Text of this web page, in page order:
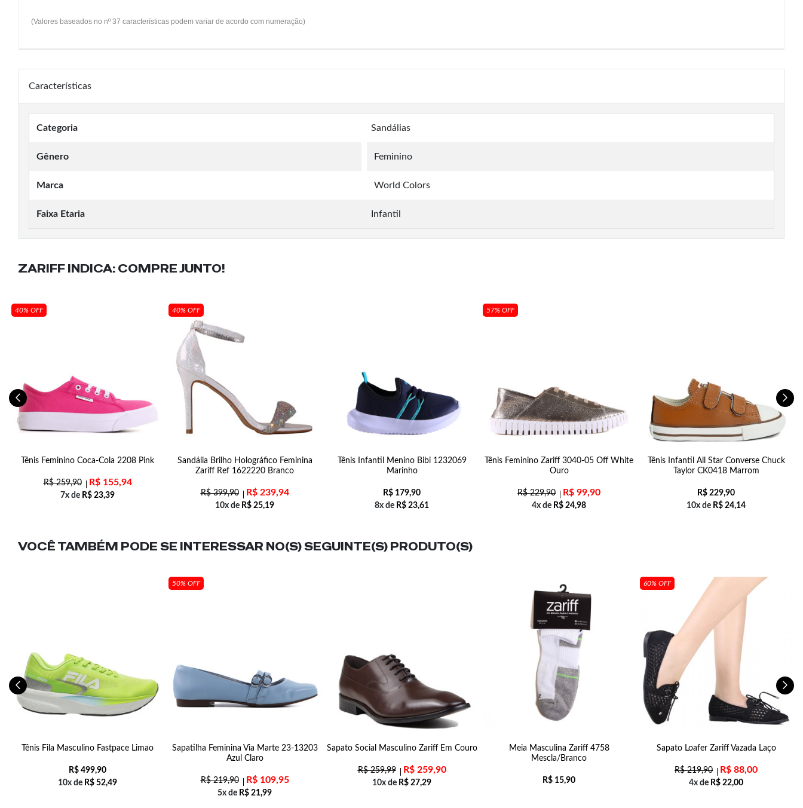
(Valores baseados no nº 37 características podem variar de acordo com numeração)
Características
Categoria Sandálias
Gênero Feminino
Marca World Colors
Faixa Etaria Infantil
ZARIFF INDICA: COMPRE JUNTO!
40% OFF
Tênis Feminino Coca-Cola 2208 Pink
R$259,90 R$155,94
7x de R$ 23,39
40% OFF
Sandália Brilho Holográfico Feminina
Zariff Ref 1622220 Branco
R$399,90 R$239,94
10x de R$ 25,19
Tênis Infantil Menino Bibi 1232069
Marinho
R$ 179,90
8x de R$ 23,61
57% OFF
Tênis Feminino Zariff 3040-05 Off White
Ouro
R$229,90 R$ 99,90
4x de R$ 24,98
Tênis Infantil All Star Converse Chuck
Taylor CK0418 Marrom
R$ 229,90
10x de R$ 24,14
VOCÊ TAMBÉM PODE SE INTERESSAR NO(S) SEGUINTE(S) PRODUTO(S)
Tênis Fila Masculino Fastpace Limao
R$ 499,90
10x de R$ 52,49
50% OFF
Sapatilha Feminina Via Marte 23-13203
Azul Claro
R$219,90 R$109,95
5x de R$ 21,99
Sapato Social Masculino Zariff Em Couro
R$259,99 R$259,90
10x de R$ 27,29
Meia Masculina Zariff 4758
Mescla/Branco
R$ 15,90
60% OFF
Sapato Loafer Zariff Vazada Laço
R$219,90 R$ 88,00
4x de R$ 22,00